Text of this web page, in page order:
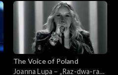
Live 1, 8 listopada 2025
The Voice of Poland
Joanna Lupa – „Raz-dwa-raz-